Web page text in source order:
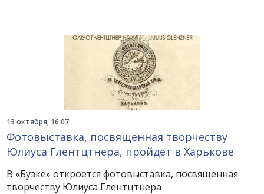
13 октября, 16:07
Фотовыставка, посвященная творчеству
Юлиуса Глентцтнера, пройдет в Харькове
В «Бузке» откроется фотовыставка, посвященная
творчеству Юлиуса Глентцтнера